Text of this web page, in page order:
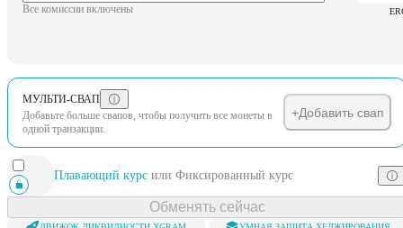
Все комиссии включены
МУЛЬТИ-СВАП
Добавьте больше свапов, чтобы получить все монеты в
одной транзакции.
+Добавить свап
Плавающий курс или Фиксированный курс
Обменять сейчас